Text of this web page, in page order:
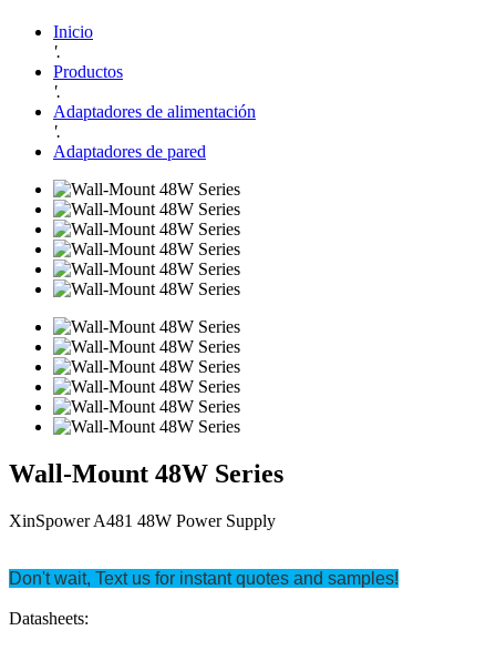
Inicio
'.
Productos
'.
Adaptadores de alimentación
'.
Adaptadores de pared
Wall-Mount 48W Series
XinSpower A481 48W Power Supply
Don't wait, Text us for instant quotes and samples!
Datasheets: